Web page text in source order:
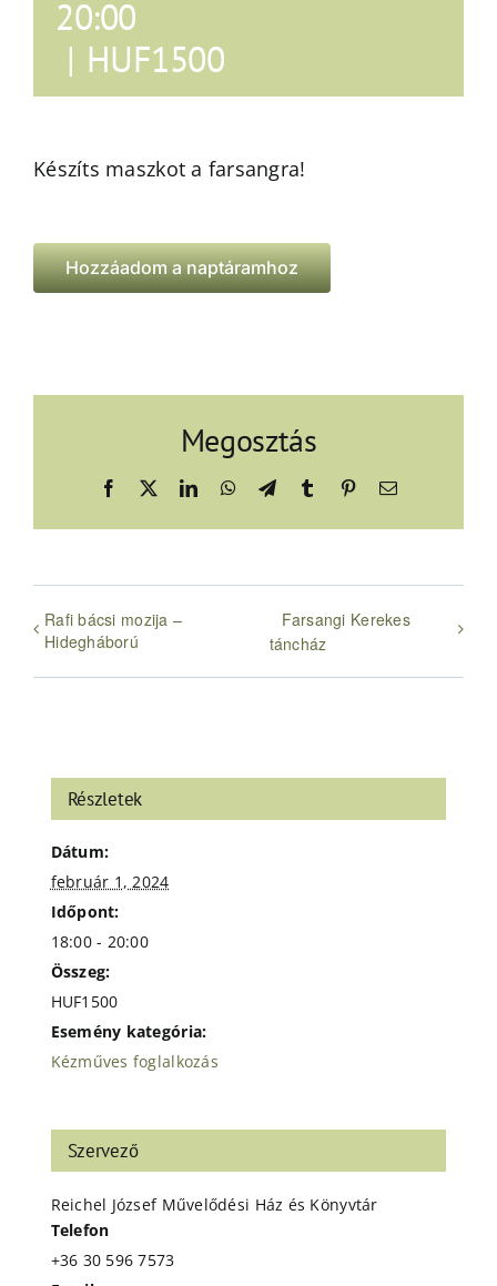
20:00
| HUF1500
Készíts maszkot a farsangra!
Hozzáadom a naptáramhoz
Megosztás
Facebook LinkedInWhatsApp
TelegramTumblrPinterestEmail:
Rafi bácsi mozija –
Hidegháború
Farsangi Kerekes
táncház
Részletek
Dátum:
február 1, 2024
Időpont:
18:00 - 20:00
Összeg:
HUF1500
Esemény kategória:
Kézműves foglalkozás
Szervező
Reichel József Művelődési Ház és Könyvtár
Telefon
+36 30 596 7573